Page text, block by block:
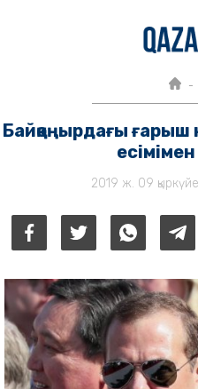
Байқоңырдағы
2019 ж. 09